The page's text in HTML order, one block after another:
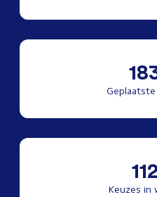
Keuzes in